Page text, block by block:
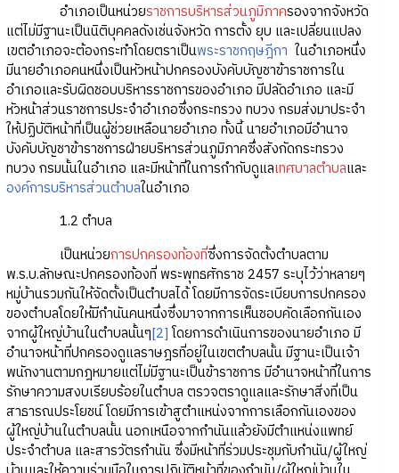
อำเภอเป็นหน่วยราชการบริหารส่วนภูมิภาครองจากจังหวัด
แต่ไม่มีฐานะเป็นนิติบุคคลดังเช่นจังหวัด การตั้ง ยุบ และเปลี่ยนแปลง
เขตอำเภอจะต้องกระทำโดยตราเป็นพระราชกฤษฎีกา ในอำเภอหนึ่ง
มีนายอำเภอคนหนึ่งเป็นหัวหน้าปกครองบังคับบัญชาข้าราชการใน
อำเภอและรับผิดชอบบริหารราชการของอำเภอ มีปลัดอำเภอ และมี
หัวหน้าส่วนราชการประจำอำเภอซึ่งกระทรวง ทบวง กรมส่งมาประจำ
ให้ปฏิบัติหน้าที่เป็นผู้ช่วยเหลือนายอำเภอ ทั้งนี้ นายอำเภอมีอำนาจ
บังคับบัญชาข้าราชการฝ่ายบริหารส่วนภูมิภาคซึ่งสังกัดกระทรวง
ทบวง กรมนั้นในอำเภอ และมีหน้าที่ในการกำกับดูแลเทศบาลตำบลและ
องค์การบริหารส่วนตำบลในอำเภอ
1.2 ตำบล
เป็นหน่วยการปกครองท้องที่ซึ่งการจัดตั้งตำบลตาม
พ.ร.บ.ลักษณะปกครองท้องที่ พระพุทธศักราช 2457 ระบุไว้ว่าหลายๆ
หมู่บ้านรวมกันให้จัดตั้งเป็นตำบลได้ โดยมีการจัดระเบียบการปกครอง
ของตำบลโดยให้มีกำนันคนหนึ่งซึ่งมาจากการเห็นชอบคัดเลือกกันเอง
จากผู้ใหญ่บ้านในตำบลนั้นๆ[2]โดยการดำเนินการของนายอำเภอ มี
อำนาจหน้าที่ปกครองดูแลราษฎรที่อยู่ในเขตตำบลนั้น มีฐานะเป็นเจ้า
พนักงานตามกฎหมายแต่ไม่มีฐานะเป็นข้าราชการ มีอำนาจหน้าที่ในการ
รักษาความสงบเรียบร้อยในตำบล ตรวจตราดูแลและรักษาสิ่งที่เป็น
สาธารณประโยชน์ โดยมีการเข้าสูตำแหน่งจากการเลือกกันเองของ
ผู้ใหญ่บ้านในตำบลนั้น นอกเหนือจากกำนันแล้วยังมีตำแหน่งแพทย์
ประจำตำบล และสารวัตรกำนัน ซึ่งมีหน้าที่ร่วมประชุมกับกำนัน/ผู้ใหญ่